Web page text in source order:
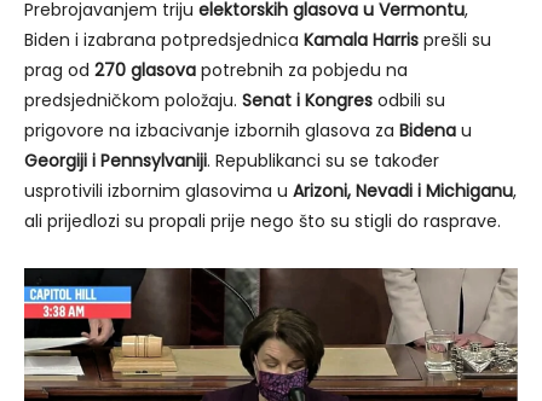
Prebrojavanjem triju elektorskih glasova u Vermontu,
Biden i izabrana potpredsjednica Kamala Harris prešli su
prag od 270 glasova potrebnih za pobjedu na
predsjedničkom položaju. Senat i Kongres odbili su
prigovore na izbacivanje izbornih glasova za Bidena u
Georgiji i Pennsylvaniji. Republikanci su se također
usprotivili izbornim glasovima u Arizoni, Nevadi i Michiganu,
ali prijedlozi su propali prije nego što su stigli do rasprave.